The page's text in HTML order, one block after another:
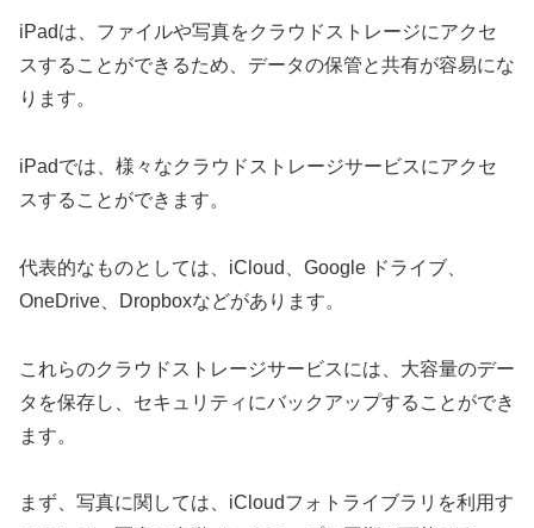
iPadは、ファイルや写真をクラウドストレージにアクセ
スすることができるため、データの保管と共有が容易にな
ります。
iPadでは、様々なクラウドストレージサービスにアクセ
スすることができます。
代表的なものとしては、iCloud、Google ドライブ、
OneDrive、Dropboxなどがあります。
これらのクラウドストレージサービスには、大容量のデー
タを保存し、セキュリティにバックアップすることができ
ます。
まず、写真に関しては、iCloudフォトライブラリを利用す